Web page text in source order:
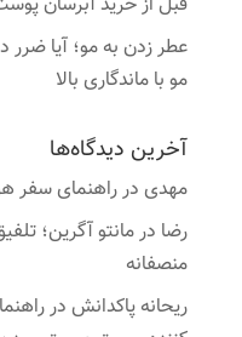
عطر زدن به مو؛ آیا
مو با ماندگاری بالا
آخرین دیدگاه‌ها
مهدیدرراهنمای سفر
رضا درمانتو آگرین؛
منصفانه
ریحانه پاکدانشدر